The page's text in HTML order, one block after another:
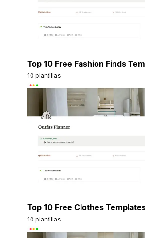
Top 10 Free Fashion Finds
10 plantillas
Top 10 Free Clothes
10 plantillas